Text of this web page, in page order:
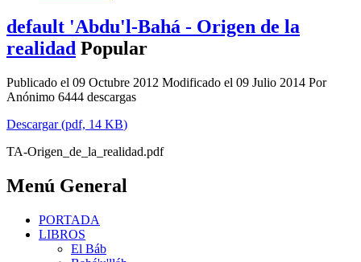
default 'Abdu'l-Bahá - Origen de la
realidad Popular
Publicado el 09 Octubre 2012 Modificado el 09 Julio 2014 Por
Anónimo 6444 descargas
Descargar(pdf, 14 KB)
TA-Origen_de_la_realidad.pdf
Menú General
PORTADA
LIBROS
El Báb